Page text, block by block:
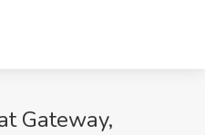
Gateway,